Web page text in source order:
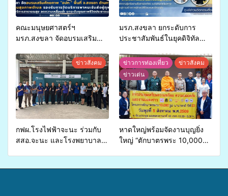
คณะมนุษยศาสตร์ฯ
มรภ.สงขลา จัดอบรมเสริม
จ่ายงบกองทุนสุขภาพตำบล
รองรับการจัดบริการพาหนะรับ
ส่งผู้ทุพพลภาพเพื่อเข้ารับ
บริการสาธารณสุข ลดความ
เหลื่อมล้ำ ยกระดับคุณภาพ
ชีวิตประชาชนอย่างยั่งยืน
มรภ.สงขลา ยกระดับการ
ประชาสัมพันธ์ในยุคดิจิทัล
ข่ายสื่อสารองค์กร ระดมสมอง
วางแนวทางการทำงาน ปูทาง
สู่การสร้างภาพลักษณ์ที่ดีของ
มหาวิทยาลัย
ข่าวสังคม
กฟผ.โรงไฟฟ้าจะนะ ร่วมกับ
สสอ.จะนะ และโรงพยาบาล
ข่าวการท่องเที่ยว
ข่าวสังคม
ข่าวเด่น
หาดใหญ่พร้อมจัดงานบุญยิ่ง
ใหญ่ “ตักบาตรพระ 10,000